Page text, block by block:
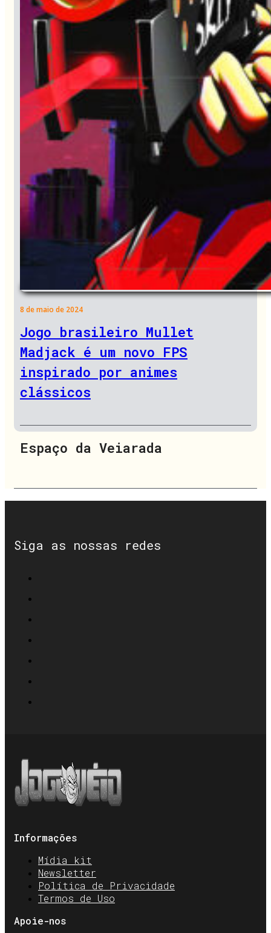
8 de maio de 2024
Jogo brasileiro Mullet
Madjack é um novo FPS
inspirado por animes
clássicos
Espaço da Veiarada
Siga as nossas redes
Informações
Mídia kit
Newsletter
Política de Privacidade
Termos de Uso
Apoie-nos